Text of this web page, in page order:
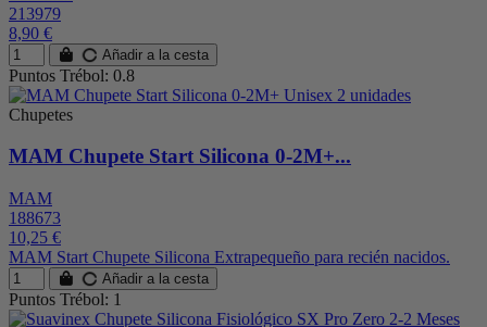
213979
8,90 €
Añadir a la cesta
Puntos Trébol: 0.8
Chupetes
MAM Chupete Start Silicona 0-2M+...
MAM
188673
10,25 €
MAM Start Chupete Silicona Extrapequeño para recién nacidos.
Añadir a la cesta
Puntos Trébol: 1